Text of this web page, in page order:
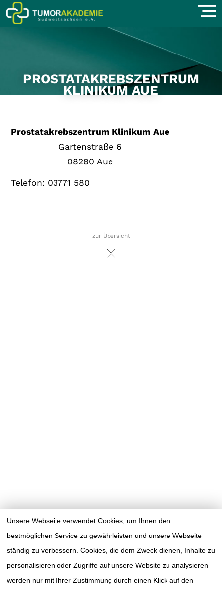
PROSTATAKREBSZENTRUM
KLINIKUM AUE
Prostatakrebszentrum Klinikum Aue
Gartenstraße 6
08280 Aue
Telefon: 03771 580
zur Übersicht
Unsere Webseite verwendet Cookies, um Ihnen den
bestmöglichen Service zu gewährleisten und unsere Webseite
ständig zu verbessern. Cookies, die dem Zweck dienen, Inhalte zu
personalisieren oder Zugriffe auf unsere Website zu analysieren
werden nur mit Ihrer Zustimmung durch einen Klick auf den